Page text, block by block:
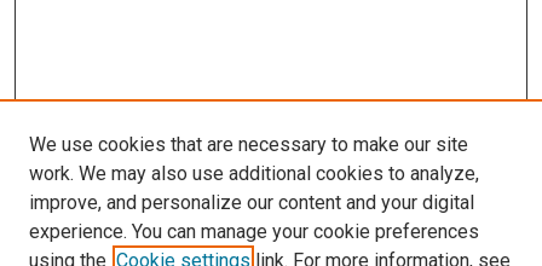
We use cookies that are necessary to make our site
work. We may also use additional cookies to analyze,
improve, and personalize our content and your digital
experience. You can manage your cookie preferences
using the Cookie settings link. For more information, see